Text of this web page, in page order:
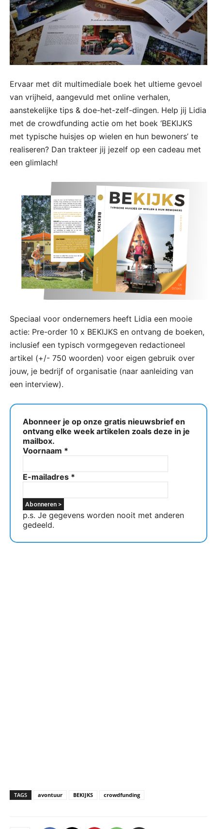
Ervaar met dit multimediale boek het ultieme gevoel
van vrijheid, aangevuld met online verhalen,
aanstekelijke tips & doe-het-zelf-dingen. Help jij Lidia
met de crowdfunding actie om het boek ‘BEKIJKS
met typische huisjes op wielen en hun bewoners’ te
realiseren? Dan trakteer jij jezelf op een cadeau met
een glimlach!
Speciaal voor ondernemers heeft Lidia een mooie
actie: Pre-order 10 x BEKIJKS en ontvang de boeken,
inclusief een typisch vormgegeven redactioneel
artikel (+/- 750 woorden) voor eigen gebruik over
jouw, je bedrijf of organisatie (naar aanleiding van
een interview).
Abonneer je op onze gratis nieuwsbrief en
ontvang elke week artikelen zoals deze in je
mailbox.
Voornaam *
E-mailadres *
p.s. Je gegevens worden nooit met anderen
gedeeld.
TAGS avontuur BEKIJKS crowdfunding